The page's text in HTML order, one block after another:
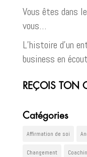
Vous êtes dans
vous…
L’histoire d’un
business en
REÇOIS TON
Catégories
Affirmation de soi
Changement